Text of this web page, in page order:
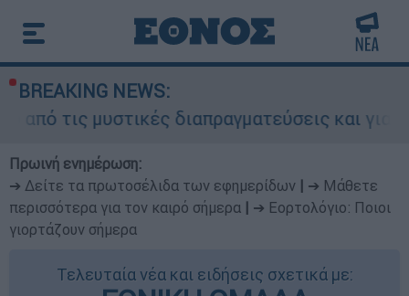
BREAKING NEWS:
διαπραγματεύσεις και γιατί αντιδρούν
Πρωινή ενημέρωση:
➔ Δείτε τα πρωτοσέλιδα των εφημερίδων
➔ Μάθετε
περισσότερα για τον καιρό σήμερα
➔ Εορτολόγιο: Ποιοι
γιορτάζουν σήμερα
Τελευταία νέα και ειδήσεις σχετικά με: